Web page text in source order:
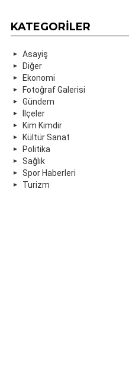
KATEGORILER
Asayiş
Diğer
Ekonomi
Fotoğraf Galerisi
Gündem
İlçeler
Kim Kimdir
Kültür Sanat
Politika
Sağlık
Spor Haberleri
Turizm